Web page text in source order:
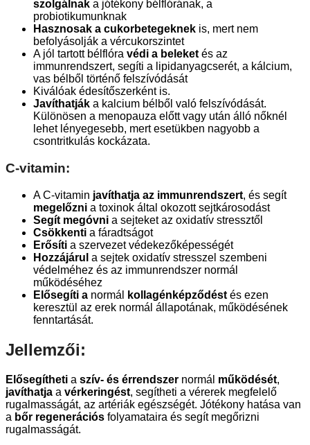
szolgálnak a jótékony bélflórának, a
probiotikumunknak
Hasznosak a cukorbetegeknek is, mert nem
befolyásolják a vércukorszintet
A jól tartott bélflóra védi a beleket és az
immunrendszert, segíti a lipidanyagcserét, a kálcium,
vas bélből történő felszívódását
Kiválóak édesítőszerként is.
Javíthatják a kalcium bélből való felszívódását.
Különösen a menopauza előtt vagy után álló nőknél
lehet lényegesebb, mert esetükben nagyobb a
csontritkulás kockázata.
C-vitamin:
A C-vitamin javíthatja az immunrendszert, és segít
megelőzni a toxinok által okozott sejtkárosodást
Segít megóvni a sejteket az oxidatív stressztől
Csökkenti a fáradtságot
Erősíti a szervezet védekezőképességét
Hozzájárul a sejtek oxidatív stresszel szembeni
védelméhez és az immunrendszer normál
működéséhez
Elősegíti a normál kollagénképződést és ezen
keresztül az erek normál állapotának, működésének
fenntartását.
Jellemzői:
Elősegítheti a szív- és érrendszer normál működését,
javíthatja a vérkeringést, segítheti a vérerek megfelelő
rugalmasságát, az artériák egészségét. Jótékony hatása van
a bőr regenerációs folyamataira és segít megőrizni
rugalmasságát.